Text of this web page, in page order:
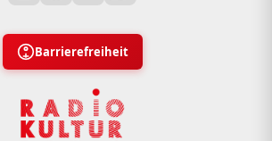
Barrierefreiheit